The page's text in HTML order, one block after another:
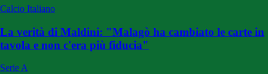
Calcio Italiano
La verità di Maldini: "Malagò ha cambiato le carte in
tavola e non c'era più fiducia"
Serie A